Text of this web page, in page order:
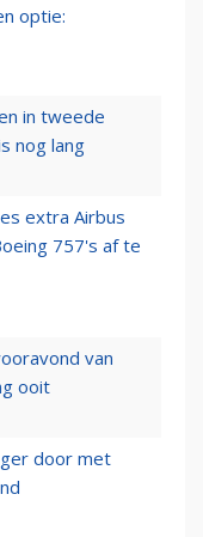
optie:
in tweede
nog lang
extra Airbus
757's af te
van
ooit
door met